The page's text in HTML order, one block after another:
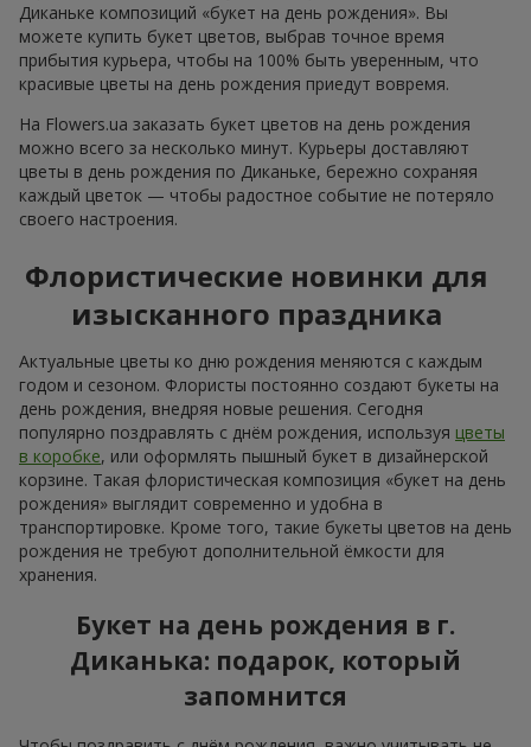
Все фото доставок
Заказать этот товар
Наши клиенты
Посмотреть все
Заказывайте в приложении
Flowers.ua и получайте бонусы